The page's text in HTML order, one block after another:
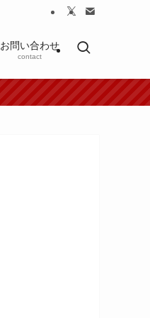
お問い合わせ
contact